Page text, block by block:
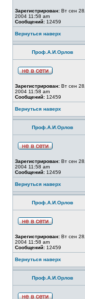
Зарегистрирован: Вт сен 28,
2004 11:58 am
Сообщений: 12459
Вернуться наверх
Проф.А.И.Орлов
Зарегистрирован: Вт сен 28,
2004 11:58 am
Сообщений: 12459
Вернуться наверх
Проф.А.И.Орлов
Зарегистрирован: Вт сен 28,
2004 11:58 am
Сообщений: 12459
Вернуться наверх
Проф.А.И.Орлов
Зарегистрирован: Вт сен 28,
2004 11:58 am
Сообщений: 12459
Вернуться наверх
Проф.А.И.Орлов